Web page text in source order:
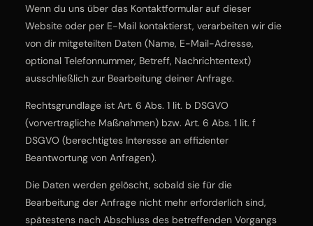
Wenn du uns über das Kontaktformular auf dieser
Website oder per E-Mail kontaktierst, verarbeiten wir die
von dir mitgeteilten Daten (Name, E-Mail-Adresse,
optional Telefonnummer, Betreff, Nachrichtentext)
ausschließlich zur Bearbeitung deiner Anfrage.
Rechtsgrundlage ist Art. 6 Abs. 1 lit. b DSGVO
(vorvertragliche Maßnahmen) bzw. Art. 6 Abs. 1 lit. f
DSGVO (berechtigtes Interesse an effizienter
Beantwortung von Anfragen).
Die Daten werden gelöscht, sobald sie für die
Bearbeitung der Anfrage nicht mehr erforderlich sind,
spätestens nach Abschluss des betreffenden Vorgangs